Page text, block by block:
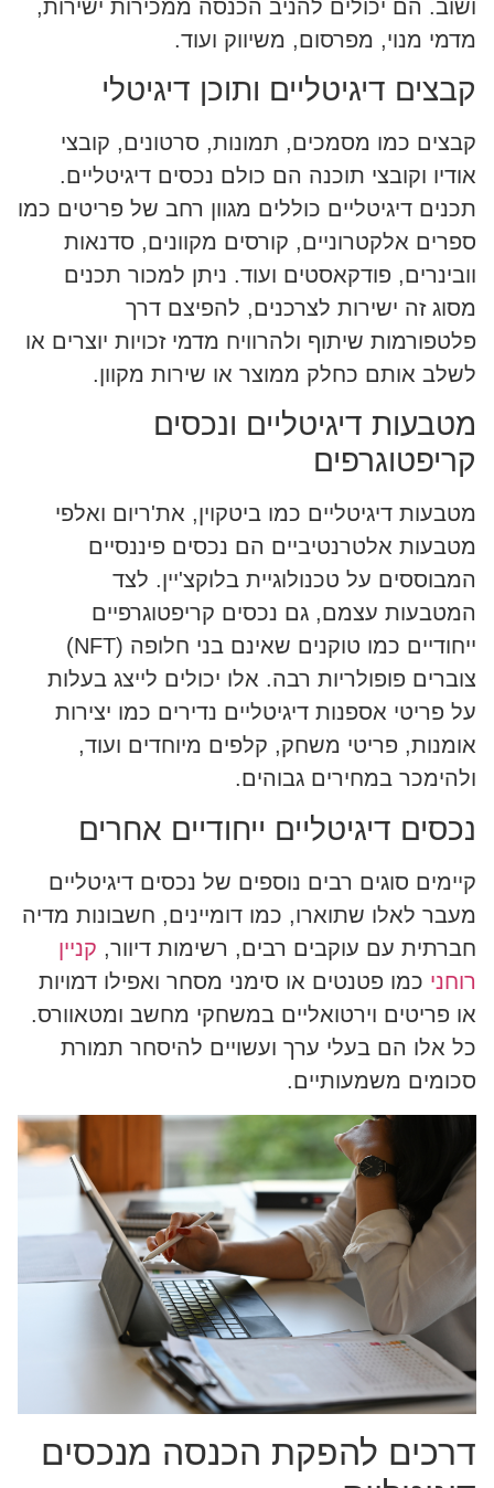
ושוב. הם יכולים להניב הכנסה ממכירות ישירות,
מדמי מנוי, מפרסום, משיווק ועוד.
קבצים דיגיטליים ותוכן דיגיטלי
קבצים כמו מסמכים, תמונות, סרטונים, קובצי
אודיו וקובצי תוכנה הם כולם נכסים דיגיטליים.
תכנים דיגיטליים כוללים מגוון רחב של פריטים כמו
ספרים אלקטרוניים, קורסים מקוונים, סדנאות
וובינרים, פודקאסטים ועוד. ניתן למכור תכנים
מסוג זה ישירות לצרכנים, להפיצם דרך
פלטפורמות שיתוף ולהרוויח מדמי זכויות יוצרים או
לשלב אותם כחלק ממוצר או שירות מקוון.
מטבעות דיגיטליים ונכסים
קריפטוגרפים
מטבעות דיגיטליים כמו ביטקוין, את'ריום ואלפי
מטבעות אלטרנטיביים הם נכסים פיננסיים
המבוססים על טכנולוגיית בלוקצ'יין. לצד
המטבעות עצמם, גם נכסים קריפטוגרפיים
ייחודיים כמו טוקנים שאינם בני חלופה (NFT)
צוברים פופולריות רבה. אלו יכולים לייצג בעלות
על פריטי אספנות דיגיטליים נדירים כמו יצירות
אומנות, פריטי משחק, קלפים מיוחדים ועוד,
ולהימכר במחירים גבוהים.
נכסים דיגיטליים ייחודיים אחרים
קיימים סוגים רבים נוספים של נכסים דיגיטליים
מעבר לאלו שתוארו, כמו דומיינים, חשבונות מדיה
חברתית עם עוקבים רבים, רשימות דיוור,קניין
רוחניכמו פטנטים או סימני מסחר ואפילו דמויות
או פריטים וירטואליים במשחקי מחשב ומטאוורס.
כל אלו הם בעלי ערך ועשויים להיסחר תמורת
סכומים משמעותיים.
דרכים להפקת הכנסה מנכסים